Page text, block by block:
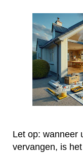
Let op: wanneer
vervangen, is